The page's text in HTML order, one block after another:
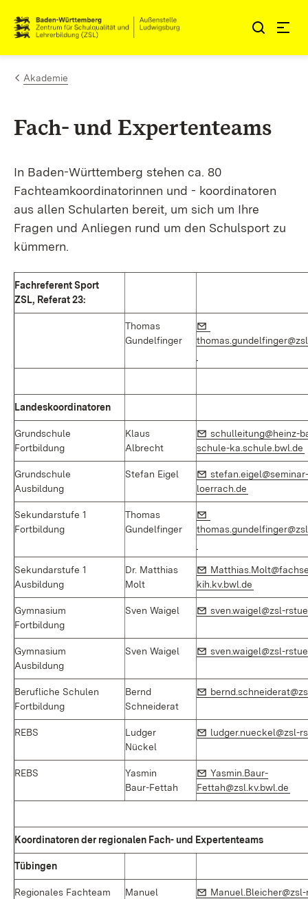
Zum Inhalt springen
Link zur Startseite
Akademie
Fach- und Expertenteams
In Baden-Württemberg stehen ca. 80
Fachteamkoordinatorinnen und - koordinatoren
aus allen Schularten bereit, um sich um Ihre
Fragen und Anliegen rund um den Schulsport zu
kümmern.
Fachreferent Sport
ZSL, Referat 23:
Thomas
Gundelfinger
Landeskoordinatoren
Grundschule
Fortbildung
Klaus
Albrecht
E-Mail:
schulleitung@heinz-
schule-ka.schule.bwl.de
Grundschule
Ausbildung
Stefan Eigel E-Mail:
stefan.eigel@seminar-
loerrach.de
Sekundarstufe 1
Fortbildung
Thomas
Gundelfinger
Sekundarstufe 1
Ausbildung
Dr. Matthias
Molt
E-Mail:
kih.kv.bwl.de
Gymnasium
Fortbildung
Sven Waigel E-Mail:
sven.waigel@zsl-
Gymnasium
Ausbildung
Sven Waigel E-Mail:
sven.waigel@zsl-
Berufliche Schulen
Fortbildung
Bernd
Schneiderat
E-Mail:
REBS
Ludger
Nückel
E-Mail:
ludger.nueckel@zsl-
REBS
Yasmin
Baur-Fettah
E-Mail:
Yasmin.Baur-
Fettah@zsl.kv.bwl.de
Koordinatoren der regionalen Fach- und Expertenteams
Tübingen
Regionales Fachteam
Manuel
E-Mail: